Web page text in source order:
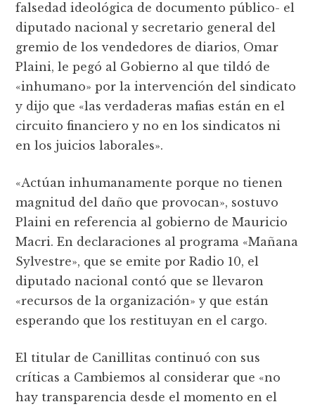
falsedad ideológica de documento público- el
diputado nacional y secretario general del
gremio de los vendedores de diarios, Omar
Plaini, le pegó al Gobierno al que tildó de
«inhumano» por la intervención del sindicato
y dijo que «las verdaderas mafias están en el
circuito financiero y no en los sindicatos ni
en los juicios laborales».
«Actúan inhumanamente porque no tienen
magnitud del daño que provocan», sostuvo
Plaini en referencia al gobierno de Mauricio
Macri. En declaraciones al programa «Mañana
Sylvestre», que se emite por Radio 10, el
diputado nacional contó que se llevaron
«recursos de la organización» y que están
esperando que los restituyan en el cargo.
El titular de Canillitas continuó con sus
críticas a Cambiemos al considerar que «no
hay transparencia desde el momento en el